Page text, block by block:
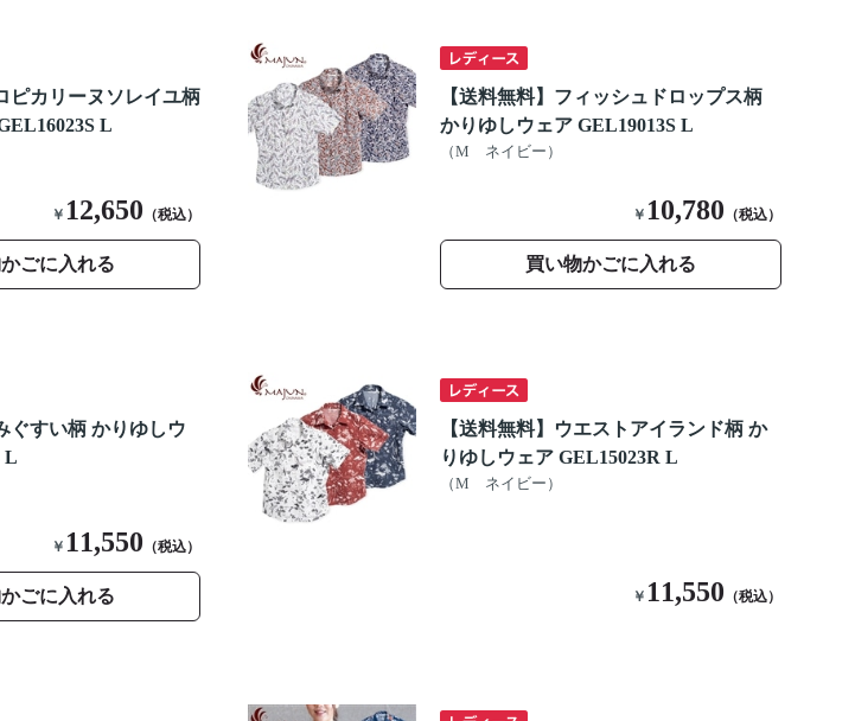
ピカリーヌソレイユ柄
L
￥ 12,650 （税込）
ごに入れる
【送料無料】フィッシュドロップス柄
かりゆしウェア GEL19013S L
（M ネイビー）
￥ 10,780 （税込）
買い物かごに入れる
ぐすい柄 かりゆしウ
L
￥ 11,550 （税込）
ごに入れる
【送料無料】ウエストアイランド柄 か
りゆしウェア GEL15023R L
（M ネイビー）
￥ 11,550 （税込）